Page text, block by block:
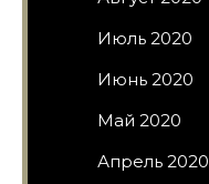
Июль 2020
Июнь 2020
Май 2020
Апрель 2020